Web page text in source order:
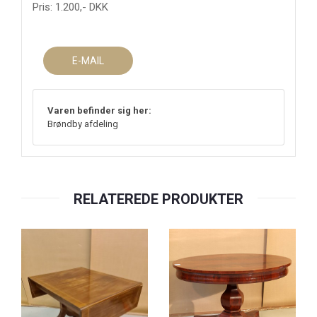
Pris: 1.200,- DKK
E-MAIL
Varen befinder sig her:
Brøndby afdeling
RELATEREDE PRODUKTER